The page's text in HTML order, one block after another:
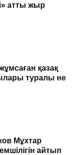
атты жыр
қазақ
туралы не
Мұхтар
айтып